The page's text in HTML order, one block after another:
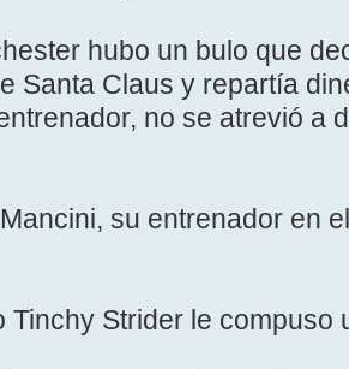
hubo un bulo que
Santa Claus y repartía
no se atrevió a
su entrenador en
Tinchy Strider le compuso